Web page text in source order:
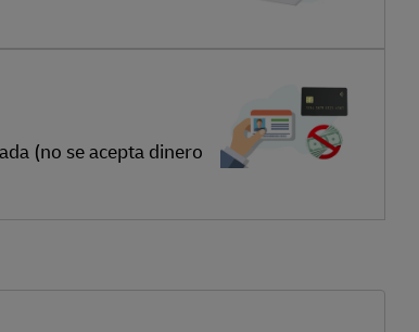
(no se acepta dinero